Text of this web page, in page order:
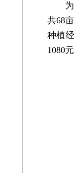
为了
共68
种植
1080